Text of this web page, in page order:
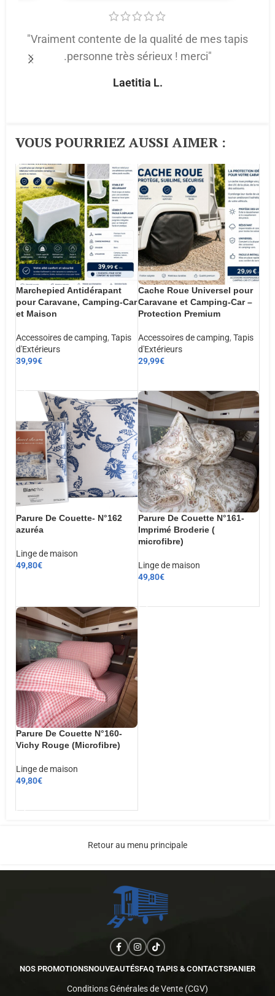
"Vraiment contente de la qualité de mes tapis
.personne très sérieux ! merci"
Laetitia L.
VOUS POURRIEZ AUSSI AIMER :​
Marchepied Antidérapant
pour Caravane, Camping-Car
et Maison
Accessoires de camping, Tapis
d'Extérieurs
39,99€
Cache Roue Universel pour
Caravane et Camping-Car –
Protection Premium
Accessoires de camping, Tapis
d'Extérieurs
29,99€
Parure De Couette- N°162
azuréa
Linge de maison
49,80€
Parure De Couette N°161-
Imprimé Broderie (
microfibre)
Linge de maison
49,80€
Parure De Couette N°160-
Vichy Rouge (Microfibre)
Linge de maison
49,80€
Retour au menu principale
NOS PROMOTIONSNOUVEAUTÉSFAQ TAPIS & CONTACTSPANIER
Conditions Générales de Vente (CGV)